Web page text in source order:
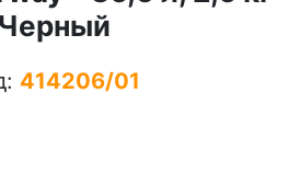
Черный
414206/01